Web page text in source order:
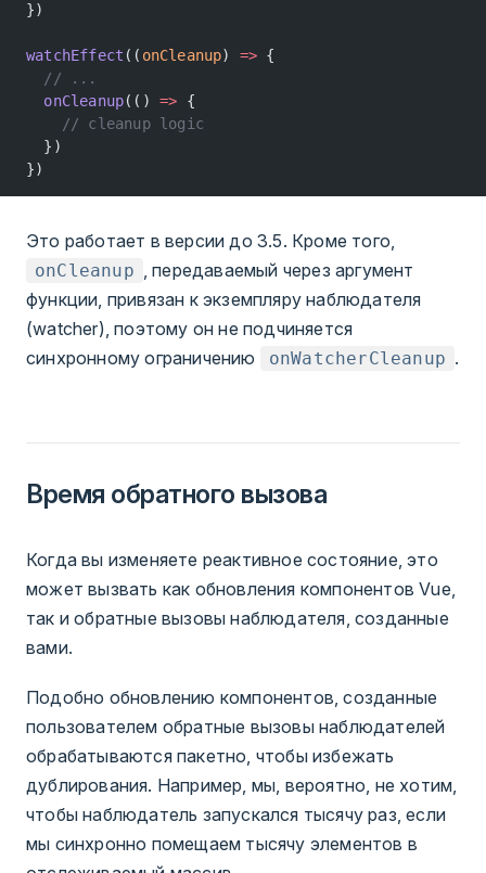
})
watchEffect (( onCleanup) => {
  // ...
  onCleanup
(() => {
    // cleanup logic
  })
})
Это работает в версии до 3.5. Кроме того,
onCleanup , передаваемый через аргумент
функции, привязан к экземпляру наблюдателя
(watcher), поэтому он не подчиняется
синхронному ограничению
onWatcherCleanup .
Время обратного вызова
Когда вы изменяете реактивное состояние, это
может вызвать как обновления компонентов Vue,
так и обратные вызовы наблюдателя, созданные
вами.
Подобно обновлению компонентов, созданные
пользователем обратные вызовы наблюдателей
обрабатываются пакетно, чтобы избежать
дублирования. Например, мы, вероятно, не хотим,
чтобы наблюдатель запускался тысячу раз, если
мы синхронно помещаем тысячу элементов в